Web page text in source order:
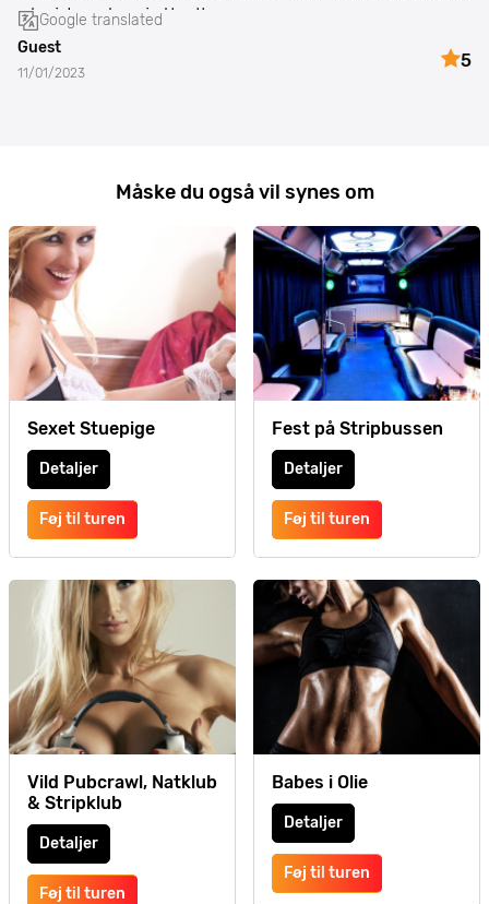
at vide, at paintballe
Google translated
Guest
11/01/2023
5
Måske du også vil synes om
Sexet Stuepige
Detaljer
Føj til turen
Fest på Stripbussen
Detaljer
Føj til turen
Vild Pubcrawl, Natklub
& Stripklub
Detaljer
Føj til turen
Babes i Olie
Detaljer
Føj til turen